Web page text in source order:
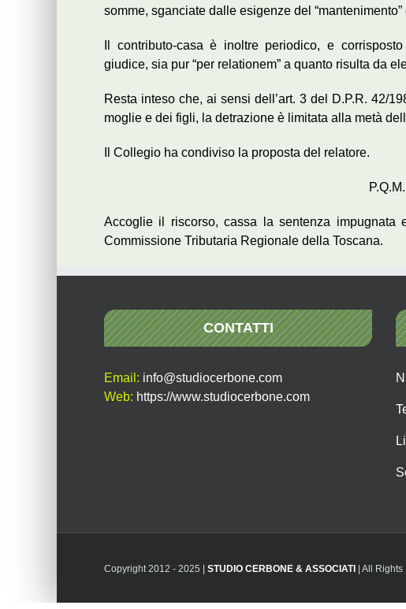
somme, sganciate dalle esigenze del
Il contributo-casa è inoltre periodico, e
giudice, sia pur “per relationem” a quanto risulta da
Resta inteso che, ai sensi dell’art. 3 del D.P.R. 42/
moglie e dei figli, la detrazione è limitata alla metà
Il Collegio ha condiviso la proposta del relatore.
P.Q.M.
Accoglie il riscorso, cassa la sentenza
Commissione Tributaria Regionale della Toscana.
CONTATTI
Email: info@studiocerbone.com
Web: https://www.studiocerbone.com
Copyright 2012 - 2025 | STUDIO CERBONE & ASSOCIATI | All Rights